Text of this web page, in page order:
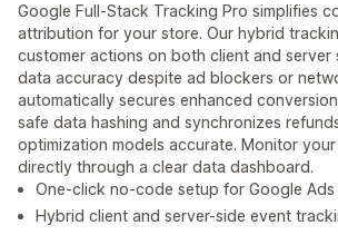
Google Full-Stack Tracking Pro simplifies
attribution for your store. Our hybrid
customer actions on both client and server
data accuracy despite ad blockers or
automatically secures enhanced
safe data hashing and synchronizes
optimization models accurate. Monitor
directly through a clear data dashboard.
One-click no-code setup for Google Ads
Hybrid client and server-side event